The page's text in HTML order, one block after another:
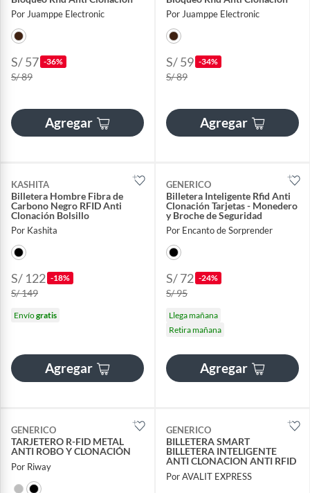
Por Juamppe Electronic
S/ 57 -36%
S/ 89
Agregar
Por Juamppe Electronic
S/ 59 -34%
S/ 89
Agregar
KASHITA
Billetera Hombre Fibra de
Carbono Negro RFID Anti
Clonación Bolsillo
Por Kashita
S/ 122 -18%
S/ 149
Envíogratis
Agregar
GENERICO
Billetera Inteligente Rfid Anti
Clonación Tarjetas - Monedero
y Broche de Seguridad
Por Encanto de Sorprender
S/ 72 -24%
S/ 95
Llega mañana
Retira mañana
Agregar
GENERICO
TARJETERO R-FID METAL
ANTI ROBO Y CLONACIÓN
Por Riway
GENERICO
BILLETERA SMART
BILLETERA INTELIGENTE
ANTI CLONACION ANTI RFID
Por AVALIT EXPRESS